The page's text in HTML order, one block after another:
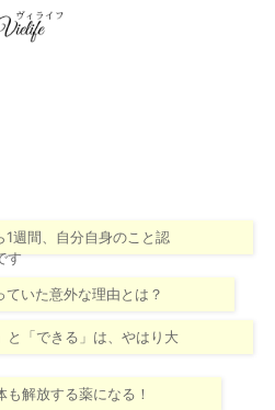
1週間、自分自身のこと認
す
ていた意外な理由とは？
と「できる」は、やはり大
も解放する薬になる！